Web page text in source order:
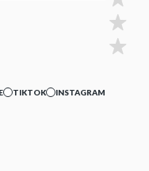
TIKTOK
INSTAGRAM